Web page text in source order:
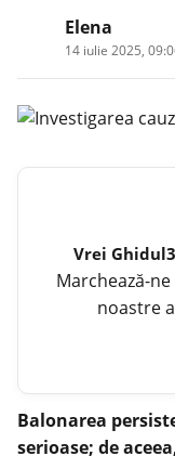
Elena
14 iulie 2025,
Vrei
Marchează-ne
noastre
Balonarea
serioase; de